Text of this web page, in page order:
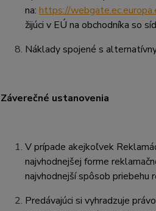
na: https://
žijúci v EÚ na obchodníka so
Náklady spojené s
Záverečné ustanovenia
V prípade akejkoľvek
najvhodnejšej forme
najvhodnejší spôsob priebehu
Predávajúci si vyhradzuje